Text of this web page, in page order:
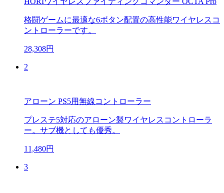
格闘ゲームに最適な6ボタン配置の高性能ワイヤレスコ
ントローラーです。
28,308円
2
アローン PS5用無線コントローラー
プレステ5対応のアローン製ワイヤレスコントローラ
ー。サブ機としても優秀。
11,480円
3